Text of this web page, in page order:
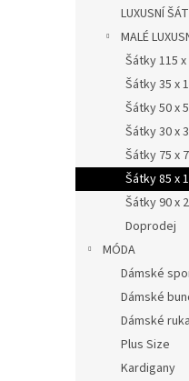
LUXUSNÍ
MALÉ
Šátky 115
Šátky 35 x
Šátky 50 x
Šátky 30 x
Šátky 75 x
Šátky 85 x
Šátky 90 x
Doprodej
MÓDA
Dámské
Dámské
Dámské
Plus Size
Kardigany